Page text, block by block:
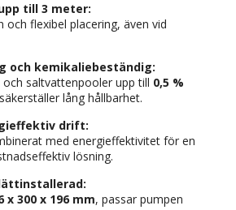
till 3 meter:
och flexibel placering, även vid
och kemikaliebeständig:
saltvattenpooler upp till 0,5 %
lång hållbarhet.
drift:
med energieffektivitet för en
lösning.
x 300 x 196 mm, passar pumpen